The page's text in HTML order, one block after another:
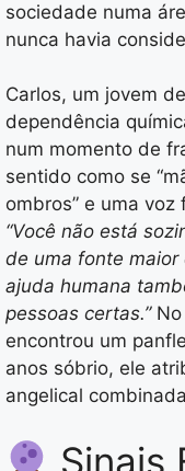
sociedade numa
nunca havia
Carlos, um jovem
dependência
num momento de
sentido como se
ombros” e uma
“Você não está
de uma fonte maior
ajuda humana
pessoas certas.”No
encontrou um
anos sóbrio, ele
angelical
Sinais